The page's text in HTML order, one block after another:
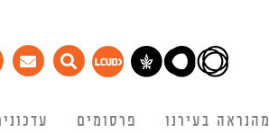
מהנראה בעירנו פרסומים